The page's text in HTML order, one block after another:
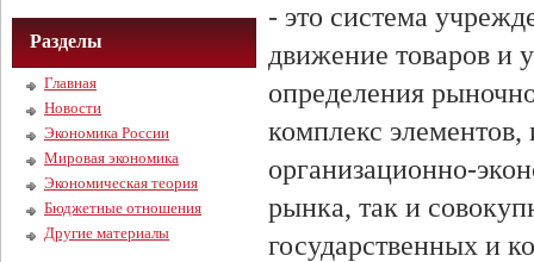
Разделы
Главная
Новости
Экономика России
Мировая экономика
Экономическая теория
Бюджетные отношения
Другие материалы
- это система
движение товаров и
определения
комплекс
организационно-
рынка, так и
государственных и